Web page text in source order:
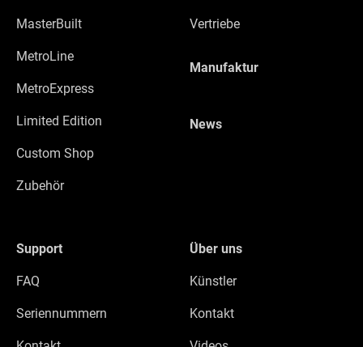
MasterBuilt
MetroLine
MetroExpress
Limited Edition
Custom Shop
Zubehör
Vertriebe
Manufaktur
News
Support
FAQ
Seriennummern
Über uns
Künstler
Kontakt